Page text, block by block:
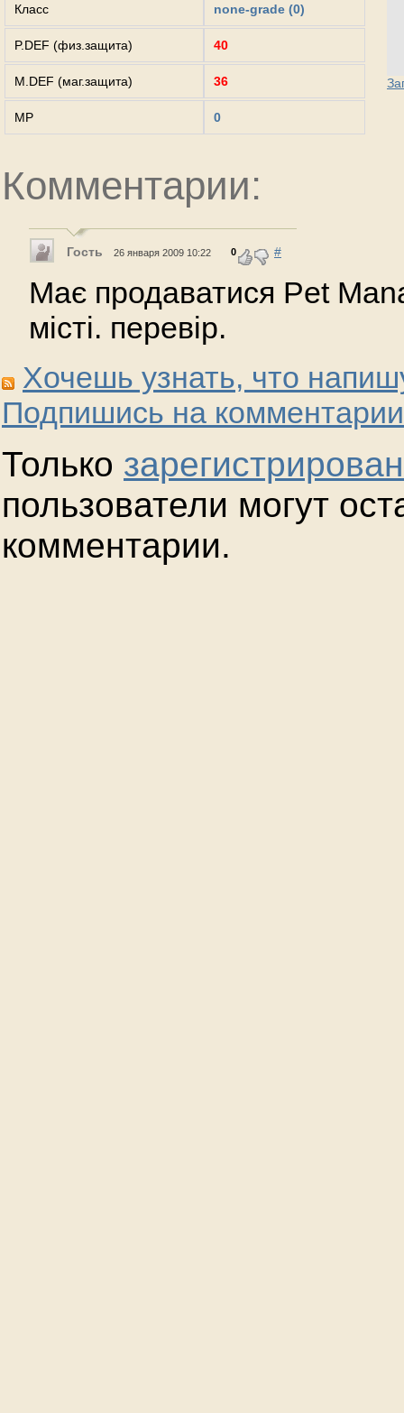
Класс none-grade (0)
P.DEF (физ.защита) 40
M.DEF (маг.защита) 36
MP 0
Комментарии:
Гость 26 января 2009 10:22 0 #
Має продаватися Pet
місті. перевір.
Хочешь узнать, что
Подпишись на
Только
пользователи могут
комментарии.